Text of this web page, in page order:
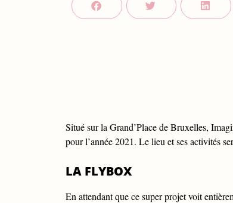
Situé sur la Grand’Place de Bruxelles,
pour l’année 2021. Le lieu et ses activités
LA FLYBOX
En attendant que ce super projet voit